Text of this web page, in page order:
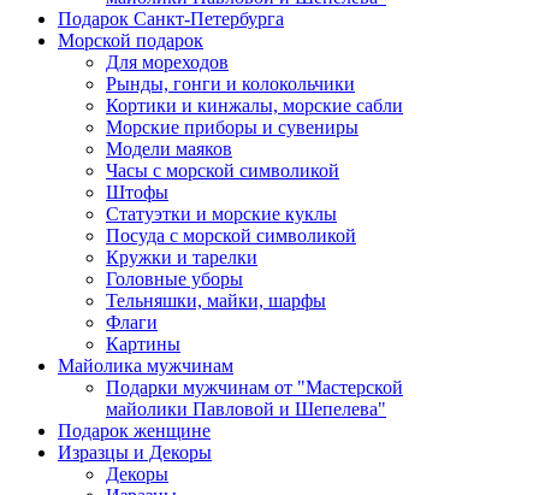
Подарок Санкт-Петербурга
Морской подарок
Для мореходов
Рынды, гонги и колокольчики
Кортики и кинжалы, морские сабли
Морские приборы и сувениры
Модели маяков
Часы с морской символикой
Штофы
Статуэтки и морские куклы
Посуда с морской символикой
Кружки и тарелки
Головные уборы
Тельняшки, майки, шарфы
Флаги
Картины
Майолика мужчинам
Подарки мужчинам от "Мастерской
майолики Павловой и Шепелева"
Подарок женщине
Изразцы и Декоры
Декоры